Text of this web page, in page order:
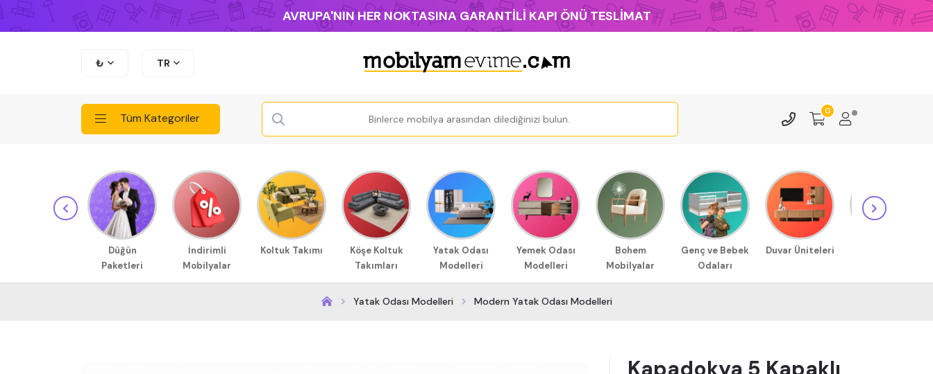
AVRUPA'NIN HER NOKTASINA GARANTİLİ KAPI ÖNÜ TESLİMAT
₺ TR
Tüm Kategoriler 0
Düğün
Paketleri
İndirimli
Mobilyalar
Koltuk Takımı
Köşe Koltuk
Takımları
Yatak Odası
Modelleri
Yemek Odası
Modelleri
Bohem
Mobilyalar
Genç ve Bebek
Odaları
Duvar Üniteleri
Yatak Odası Modelleri Modern Yatak Odası Modelleri